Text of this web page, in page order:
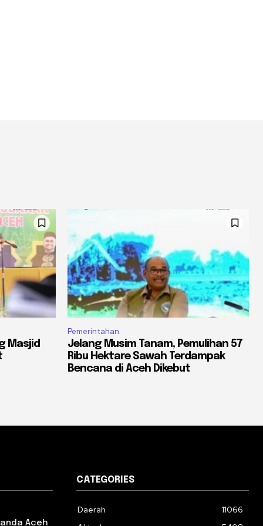
Masjid
Pemerintahan
Jelang Musim Tanam, Pemulihan 57
Ribu Hektare Sawah Terdampak
Bencana di Aceh Dikebut
Aceh
CATEGORIES
Daerah
11066